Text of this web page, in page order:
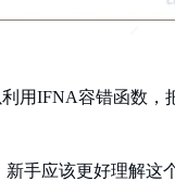
用IFNA容错函数，
手应该更好理解这